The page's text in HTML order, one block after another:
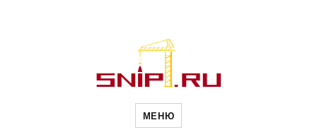
Новости
МЕНЮ